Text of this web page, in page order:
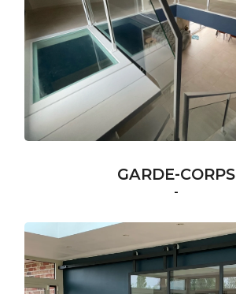
GARDE-CORPS
-